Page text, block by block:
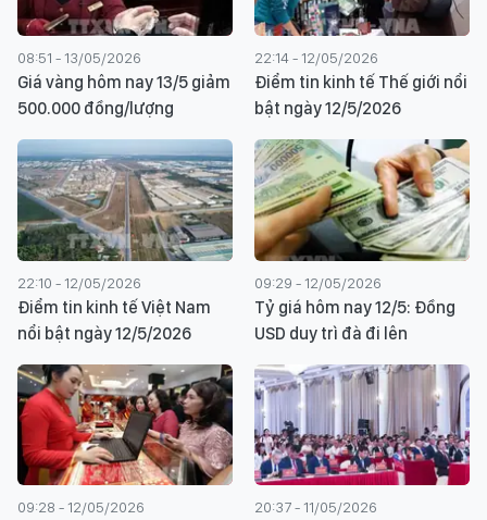
08:51 - 13/05/2026
Giá vàng hôm nay 13/5 giảm
500.000 đồng/lượng
22:14 - 12/05/2026
Điểm tin kinh tế Thế giới nổi
bật ngày 12/5/2026
22:10 - 12/05/2026
Điểm tin kinh tế Việt Nam
nổi bật ngày 12/5/2026
09:29 - 12/05/2026
Tỷ giá hôm nay 12/5: Đồng
USD duy trì đà đi lên
09:28 - 12/05/2026 20:37 - 11/05/2026